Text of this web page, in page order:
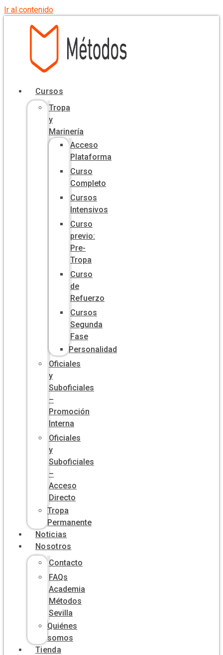
Ir al contenido
Cursos
Tropa
y
Marinería
Acceso
Plataforma
Curso
Completo
Cursos
Intensivos
Curso
previo:
Pre-
Tropa
Curso
de
Refuerzo
Cursos
Segunda
Fase
Personalidad
Oficiales
y
Suboficiales
–
Promoción
Interna
Oficiales
y
Suboficiales
–
Acceso
Directo
Tropa
Permanente
Noticias
Nosotros
Contacto
FAQs
Academia
Métodos
Sevilla
Quiénes
somos
Tienda